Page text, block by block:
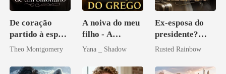
De coração
partido à esposa
de um bilionário
Theo Montgomery
A noiva do meu
filho - A
Redenção do
Yana _ Shadow
Ex-esposa do
presidente?
Preciosa
família
Rusted Rainbow